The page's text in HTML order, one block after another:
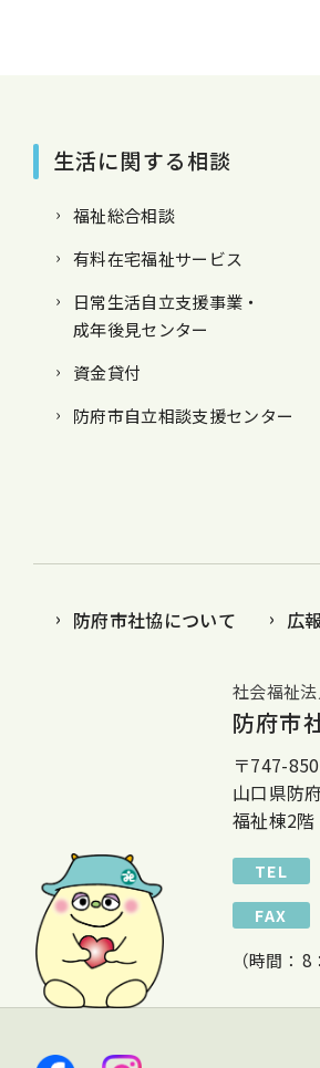
生活に関する相談
福祉総合相談
有料在宅福祉サービス
日常生活自立支援事業・
成年後見センター
資金貸付
防府市自立相談支援センター
防府市社協について 広
社会福祉法
防府市
〒747-
山口県防
福祉棟2階
TEL
FAX
（時間：